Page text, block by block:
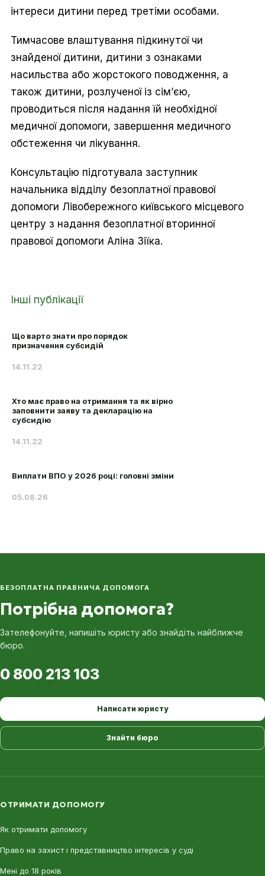
інтереси дитини перед третіми особами.
Тимчасове влаштування підкинутої чи
знайденої дитини, дитини з ознаками
насильства або жорстокого поводження, а
також дитини, розлученої із сім’єю,
проводиться після надання їй необхідної
медичної допомоги, завершення медичного
обстеження чи лікування.
Консультацію підготувала заступник
начальника відділу безоплатної правової
допомоги Лівобережного київського місцевого
центру з надання безоплатної вторинної
правової допомоги Аліна Зіїка.
Інші публікації
Що варто знати про порядок
призначення субсидій
14.11.22
Хто має право на отримання та як вірно
заповнити заяву та декларацію на
субсидію
14.11.22
Виплати ВПО у 2026 році: головні зміни
05.08.26
БЕЗОПЛАТНА ПРАВНИЧА ДОПОМОГА
Потрібна допомога?
Зателефонуйте, напишіть юристу або знайдіть найближче
бюро.
0 800 213 103
Написати юристу
Знайти бюро
ОТРИМАТИ ДОПОМОГУ
Як отримати допомогу
Право на захист і представництво інтересів у суді
Мені до 18 років